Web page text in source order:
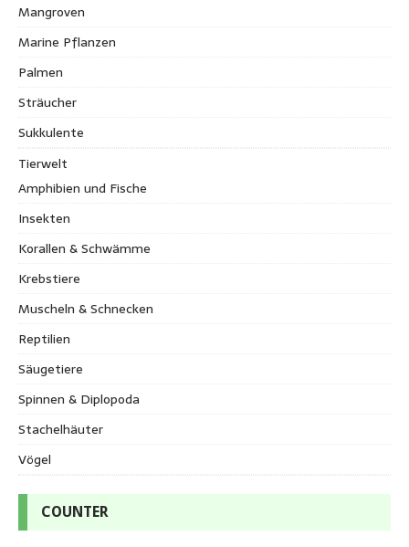
Mangroven
Marine Pflanzen
Palmen
Sträucher
Sukkulente
Tierwelt
Amphibien und Fische
Insekten
Korallen & Schwämme
Krebstiere
Muscheln & Schnecken
Reptilien
Säugetiere
Spinnen & Diplopoda
Stachelhäuter
Vögel
COUNTER